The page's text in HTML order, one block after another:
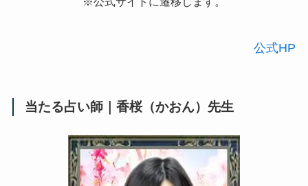
公式HP
当たる占い師｜香桜（かおん）先生